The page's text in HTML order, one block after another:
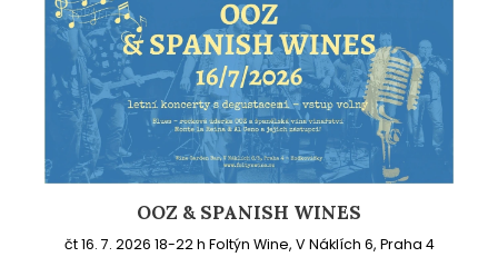
OOZ & SPANISH WINES
čt 16. 7. 2026 18-22 h Foltýn Wine, V Náklích 6, Praha 4